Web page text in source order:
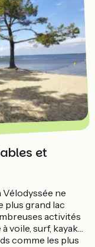
et
Vélodyssée ne
plus grand lac
activités
voile, surf, kayak…
comme les plus